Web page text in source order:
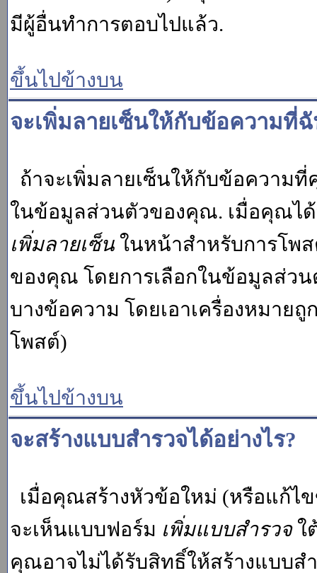
มีผู้อื่นทำการตอบไปแล้ว.
ขึ้นไปข้างบน
จะเพิ่มลายเซ็นให้กับข้อความที่
ถ้าจะเพิ่มลายเซ็นให้กับข้อความ
ในข้อมูลส่วนตัวของคุณ. เมื่อคุณไ
เพิ่มลายเซ็น ในหน้าสำหรับการโพ
ของคุณ โดยการเลือกในข้อมูลส่ว
บางข้อความ โดยเอาเครื่องหมาย
โพสต์)
ขึ้นไปข้างบน
จะสร้างแบบสำรวจได้อย่างไร?
เมื่อคุณสร้างหัวข้อใหม่ (หรือแก้
จะเห็นแบบฟอร์ม เพิ่มแบบสำรวจใ
คุณอาจไม่ได้รับสิทธิ์ให้สร้างแบบส